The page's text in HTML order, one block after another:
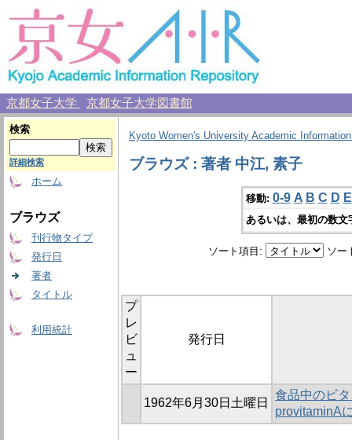
京都女子大学 京都女子大学図書館
検索
詳細検索
ホーム
ブラウズ
刊行物タイプ
発行日
著者
タイトル
利用統計
Kyoto Women's University Academic
ブラウズ : 著者 中江, 素子
移動: 0-9 A B C D E
あるいは、最初の数
ソート項目: ソー
プ
レ
ビ
ュ
ー
発行日
1962年6月30日土曜日
食品中のビ
provitaminA